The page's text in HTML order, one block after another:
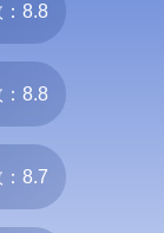
8.8
8.8
8.7